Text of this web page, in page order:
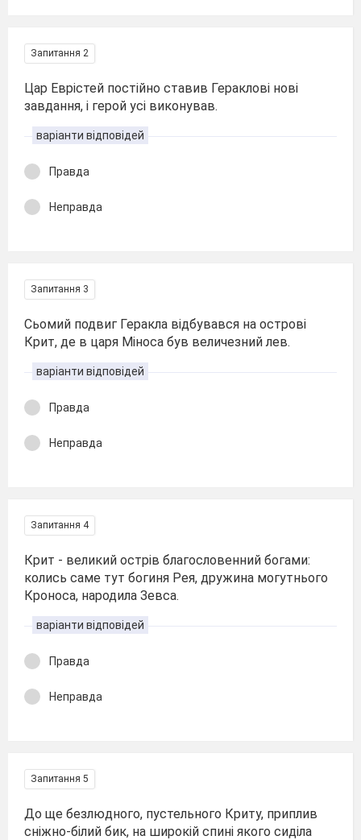
Запитання 2
Цар Еврістей постійно ставив Гераклові нові
завдання, і герой усі виконував.
варіанти відповідей
Правда
Неправда
Запитання 3
Сьомий подвиг Геракла відбувався на острові
Крит, де в царя Міноса був величезний лев.
варіанти відповідей
Правда
Неправда
Запитання 4
Крит - великий острів благословенний богами:
колись саме тут богиня Рея, дружина могутнього
Кроноса, народила Зевса.
варіанти відповідей
Правда
Неправда
Запитання 5
До ще безлюдного, пустельного Криту, приплив
сніжно-білий бик, на широкій спині якого сиділа